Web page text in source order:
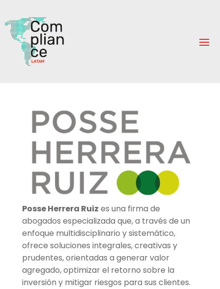
Posse Herrera Ruiz es una firma de
abogados especializada que, a través de un
enfoque multidisciplinario y sistemático,
ofrece soluciones integrales, creativas y
prudentes, orientadas a generar valor
agregado, optimizar el retorno sobre la
inversión y mitigar riesgos para sus clientes.